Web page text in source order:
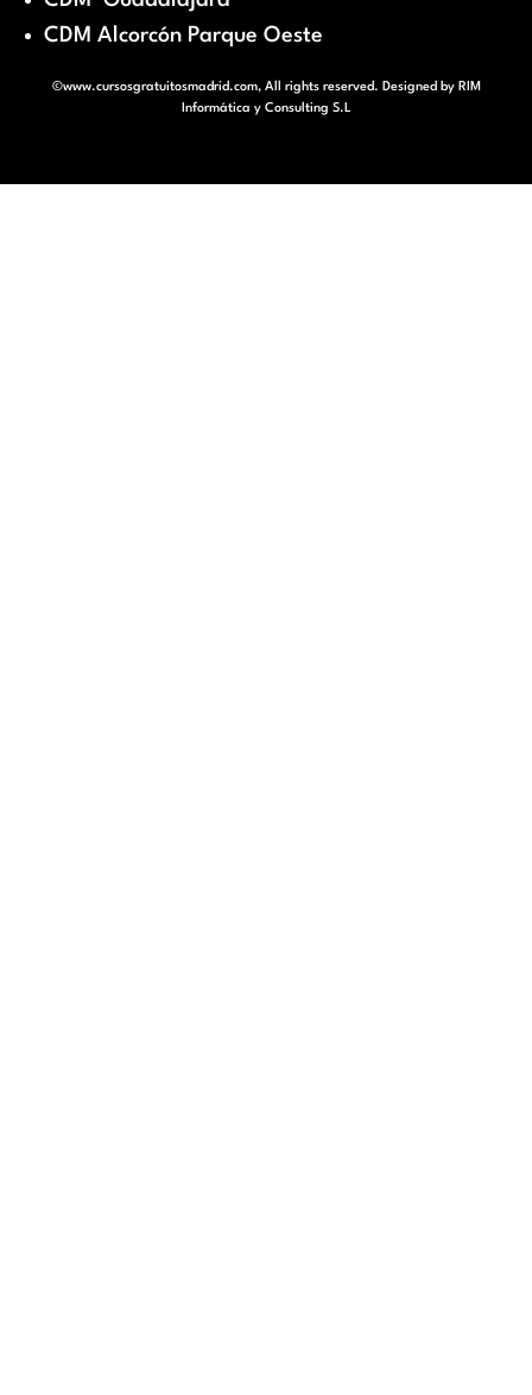
CDM Alcorcón Parque Oeste
©www.cursosgratuitosmadrid.com, All rights reserved. Designed by RIM
Informática y Consulting S.L